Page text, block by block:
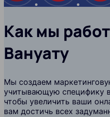
Как мы
Вануату
Мы создаем
учитывающую специфику
чтобы увеличить ваши
вам достичь всех